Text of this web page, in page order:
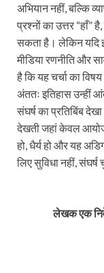
अभियान नहीं, बल्कि
प्रश्नों का उत्तर “हाँ”
सकता है। लेकिन यदि
मीडिया रणनीति और
है कि यह चर्चा का
अंततः इतिहास उन्हीं
संघर्ष का प्रतिबिंब
देखती जहां केवल
हो, धैर्य हो और यह
लिए सुविधा नहीं,
लेखक एक